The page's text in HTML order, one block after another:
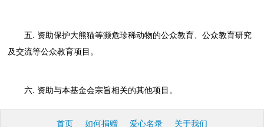
五. 资助保护大熊猫等濒危珍稀动物的公众教育、公众教育研究
及交流等公众教育项目。
六. 资助与本基金会宗旨相关的其他项目。
首页 如何捐赠 爱心名录 关于我们